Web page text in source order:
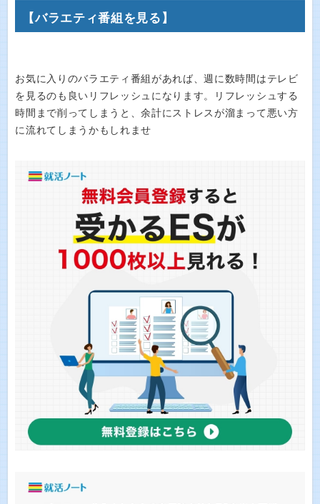
【バラエティ番組を見る】
お気に入りのバラエティ番組があれば、週に数時間はテレビ
を見るのも良いリフレッシュになります。リフレッシュする
時間まで削ってしまうと、余計にストレスが溜まって悪い方
に流れてしまうかもしれませ